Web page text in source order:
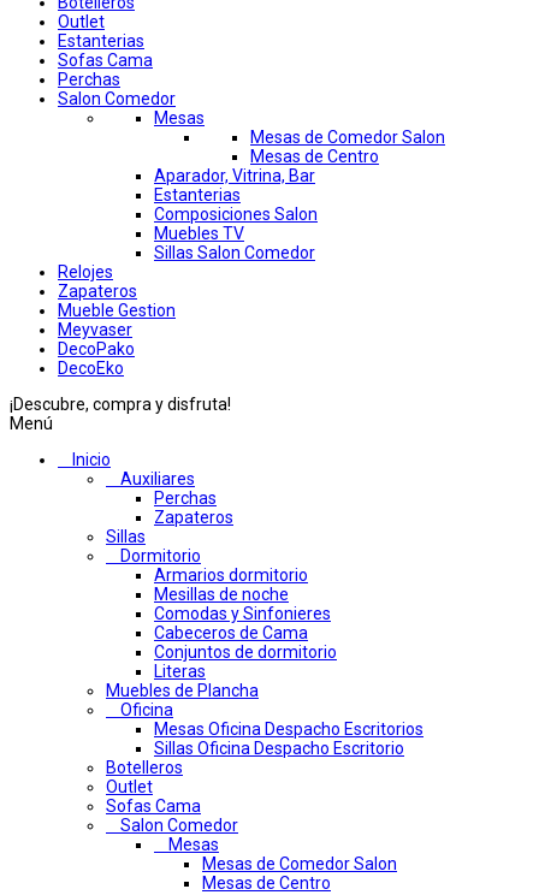
Outlet
Estanterias
Sofas Cama
Perchas
Salon Comedor
Mesas
Mesas de Comedor Salon
Mesas de Centro
Aparador, Vitrina, Bar
Estanterias
Composiciones Salon
Muebles TV
Sillas Salon Comedor
Relojes
Zapateros
Mueble Gestion
Meyvaser
DecoPako
DecoEko
¡Descubre, compra y disfruta!
Menú
Inicio
Auxiliares
Perchas
Zapateros
Sillas
Dormitorio
Armarios dormitorio
Mesillas de noche
Comodas y Sinfonieres
Cabeceros de Cama
Conjuntos de dormitorio
Literas
Muebles de Plancha
Oficina
Mesas Oficina Despacho Escritorios
Sillas Oficina Despacho Escritorio
Botelleros
Outlet
Sofas Cama
Salon Comedor
Mesas
Mesas de Comedor Salon
Mesas de Centro